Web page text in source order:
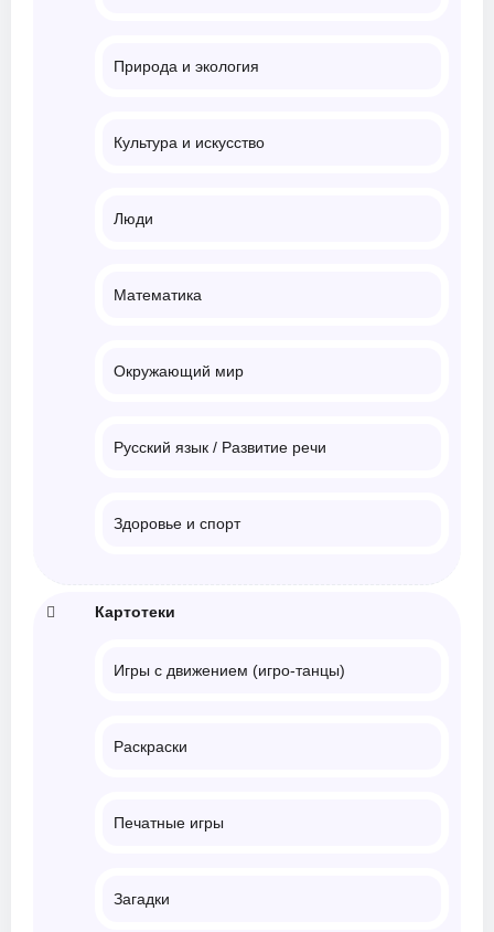
Природа и экология
Культура и искусство
Люди
Математика
Окружающий мир
Русский язык / Развитие речи
Здоровье и спорт
Картотеки
Игры с движением (игро-танцы)
Раскраски
Печатные игры
Загадки